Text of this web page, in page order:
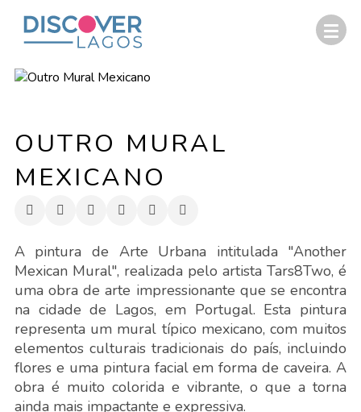
OUTRO MURAL
MEXICANO
A pintura de Arte Urbana intitulada "Another
Mexican Mural", realizada pelo artista Tars8Two, é
uma obra de arte impressionante que se encontra
na cidade de Lagos, em Portugal. Esta pintura
representa um mural típico mexicano, com muitos
elementos culturais tradicionais do país, incluindo
flores e uma pintura facial em forma de caveira. A
obra é muito colorida e vibrante, o que a torna
ainda mais impactante e expressiva.